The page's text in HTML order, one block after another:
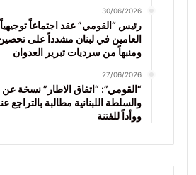
30/06/2026
رئيس “القومي” عقد اجتماعاً
العامين في لبنان مشدداً على تحصين
ومنبهاً من سرديات تبرير العدوان
27/06/2026
والسلطة اللبنانية مطالبة بالتراجع
ووأداً للفتنة